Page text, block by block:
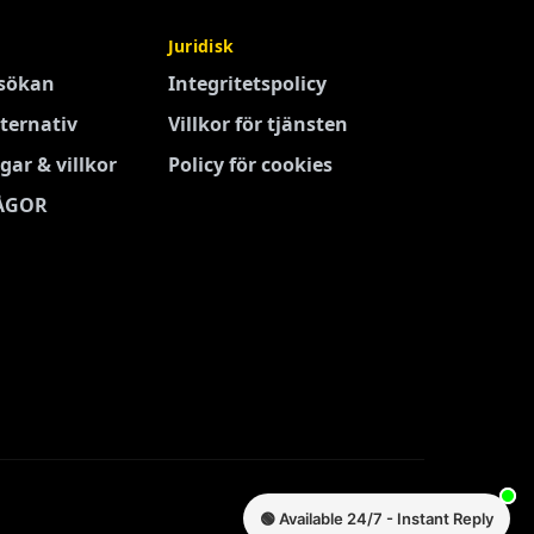
& villkor
Juridisk
Integritetspolicy
Villkor för tjänsten
Policy för cookies
🟢 Available 24/7 - Instant Reply